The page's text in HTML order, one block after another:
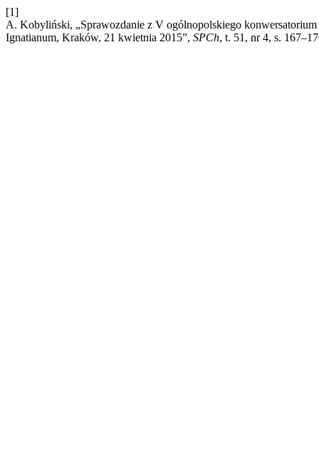
[1]
A. Kobyliński, „Sprawozdanie z V ogólnopolskiego
Ignatianum, Kraków, 21 kwietnia 2015”, SPCh, t. 51, nr 4, s.